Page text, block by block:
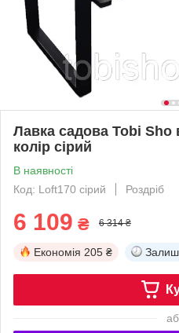
Лавка садова Tobi Sho
колір сірий
В наявності
Код: Loft170 сірий
Роздріб
6 109 ₴ 6 314 ₴
Економія 205 ₴